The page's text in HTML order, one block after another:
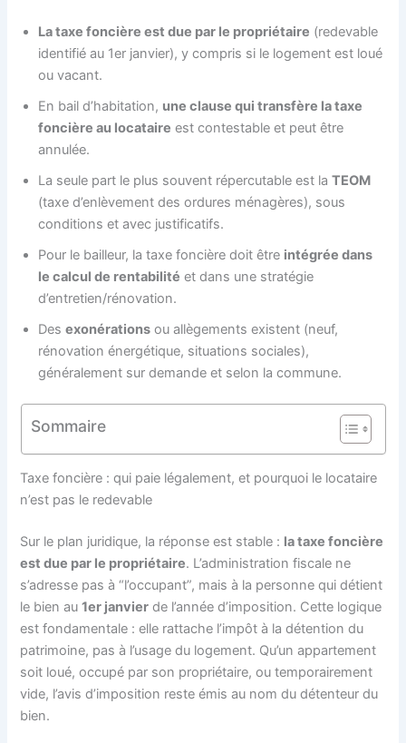
La taxe foncière est due par le propriétaire (redevable
identifié au 1er janvier), y compris si le logement est loué
ou vacant.
En bail d’habitation, une clause qui transfère la taxe
foncière au locataire est contestable et peut être
annulée.
La seule part le plus souvent répercutable est laTEOM
(taxe d’enlèvement des ordures ménagères), sous
conditions et avec justificatifs.
Pour le bailleur, la taxe foncière doit être intégrée dans
le calcul de rentabilité et dans une stratégie
d’entretien/rénovation.
Desexonérations ou allègements existent (neuf,
rénovation énergétique, situations sociales),
généralement sur demande et selon la commune.
Sommaire
Taxe foncière : qui paie légalement, et pourquoi le locataire
n’est pas le redevable
Sur le plan juridique, la réponse est stable : la taxe foncière
est due par le propriétaire. L’administration fiscale ne
s’adresse pas à “l’occupant”, mais à la personne qui détient
le bien au1er janvier de l’année d’imposition. Cette logique
est fondamentale : elle rattache l’impôt à la détention du
patrimoine, pas à l’usage du logement. Qu’un appartement
soit loué, occupé par son propriétaire, ou temporairement
vide, l’avis d’imposition reste émis au nom du détenteur du
bien.